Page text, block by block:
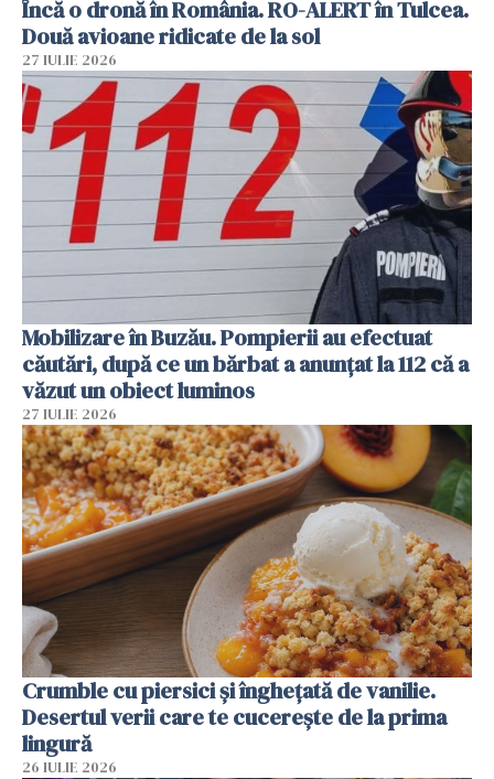
Încă o dronă în România. RO-ALERT în Tulcea.
Două avioane ridicate de la sol
27 IULIE 2026
Mobilizare în Buzău. Pompierii au efectuat
căutări, după ce un bărbat a anunțat la 112 că a
văzut un obiect luminos
27 IULIE 2026
Crumble cu piersici și înghețată de vanilie.
Desertul verii care te cucerește de la prima
lingură
26 IULIE 2026